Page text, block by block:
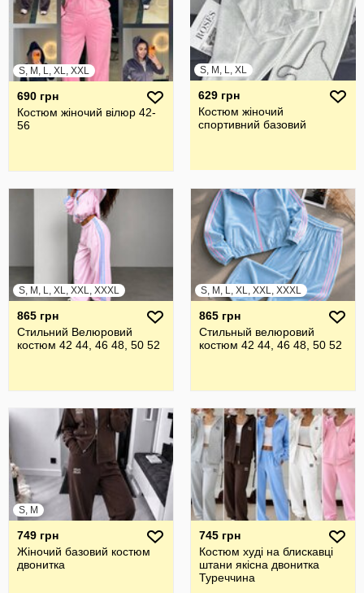
S, M, L, XL, XXL
690 грн
Костюм жіночий вілюр 42-
56
S, M, L, XL
629 грн
Костюм жіночий
спортивний базовий
S, M, L, XL, XXL, XXXL
865 грн
Стильний Велюровий
костюм 42 44, 46 48, 50 52
S, M, L, XL, XXL, XXXL
865 грн
Стильный велюровий
костюм 42 44, 46 48, 50 52
S, M
749 грн
Жіночий базовий костюм
двонитка
745 грн
Костюм худі на блискавці
штани якісна двонитка
Туреччина